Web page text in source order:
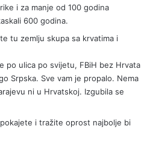
i za manje od 100 godina
600 godina.
tu zemlju skupa sa krvatima i
po ulica po svijetu, FBiH bez Hrvata
Srpska. Sve vam je propalo. Nema
ni u Hrvatskoj. Izgubila se
i tražite oprost najbolje bi